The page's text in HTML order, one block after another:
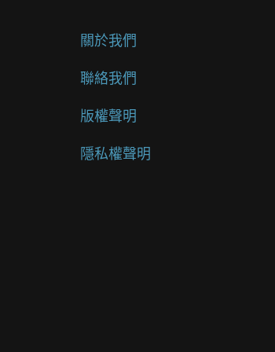
關於我們
聯絡我們
版權聲明
隱私權聲明